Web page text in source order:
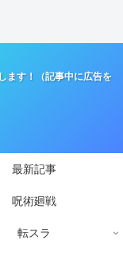
ます！（記事中に広告を
最新記事
呪術廻戦
転スラ